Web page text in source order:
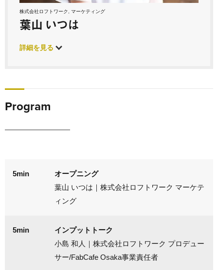
株式会社ロフトワーク, マーケティング
葉山 いつは
詳細を見る
Program
5min
オープニング
葉山 いつは｜株式会社ロフトワーク マーケテ
ィング
5min
インプットトーク
小島 和人｜株式会社ロフトワーク プロデュー
サー/FabCafe Osaka事業責任者